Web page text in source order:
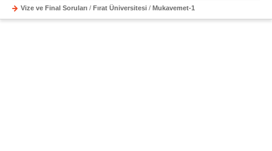
Vize ve Final Soruları / Fırat Üniversitesi / Mukavemet-1